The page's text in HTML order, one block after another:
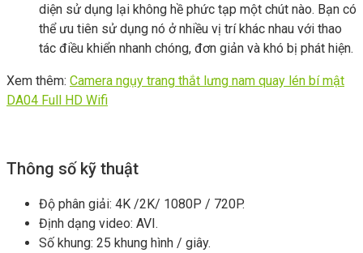
diện sử dụng lại không hề phức tạp một chút nào. Bạn có
thể ưu tiên sử dụng nó ở nhiều vị trí khác nhau với thao
tác điều khiển nhanh chóng, đơn giản và khó bị phát hiện.
Xem thêm: Camera ngụy trang thắt lưng nam quay lén bí mật
DA04 Full HD Wifi
Thông số kỹ thuật
Độ phân giải: 4K /2K/ 1080P / 720P.
Định dạng video: AVI.
Số khung: 25 khung hình / giây.